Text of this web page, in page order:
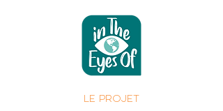
LE PROJET